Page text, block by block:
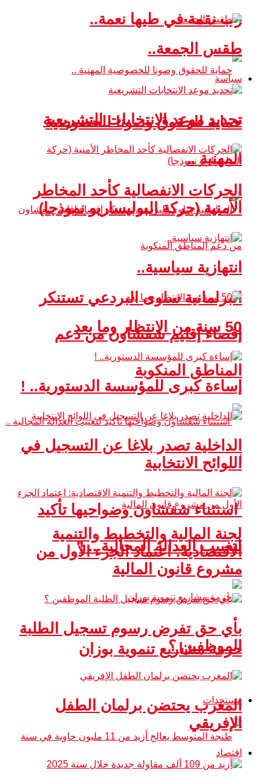
رب نقمة في طيها نعمة..
حماية للحقوق وصونا للخصوصية
المهنية ..
البرلمانية سلوى البردعي تستنكر
إقصاء إقليم شفشاون من دعم
المناطق المنكوبة
استثناء شفشاون وضواحيها تأكيد
لتغييب العدالة المجالية .. !
حزمة مشاريع تنموية بوزان
مستجدات
طقس الجمعة..
سياسة
تحديد موعد الانتخابات التشريعية
الحركات الانفصالية كأحد المخاطر
الأمنية (حركة البوليساريو نموذجا)
انتهازية سياسية..
50 سنة من الانتظار وما بعد
إساءة كبرى للمؤسسة الدستورية.. !
الداخلية تصدر بلاغا عن التسجيل في
اللوائح الانتخابية
لجنة المالية والتخطيط والتنمية
الاقتصادية: اعتماد الجزء الأول من
مشروع قانون المالية
بأي حق تفرض رسوم تسجيل الطلبة
الموظفين ؟
المغرب يحتضن برلمان الطفل
الإفريقي
اقتصاد